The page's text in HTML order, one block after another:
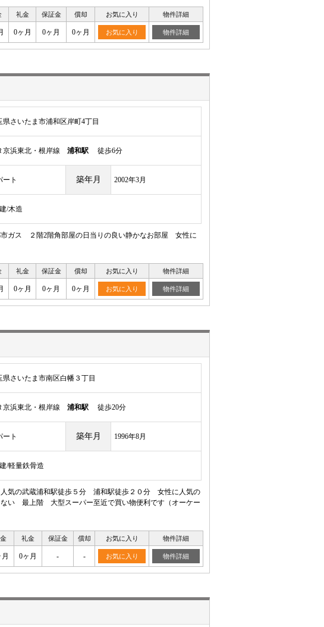
礼金 保証金 償却 お気に入り 物件詳細
0ヶ月 0ヶ月 0ヶ月 お気に入り 物件詳細
県さいたま市浦和区岸町4丁目
京浜東北・根岸線 浦和駅 徒歩6分
ート 築年月 2002年3月
/木造
ス ２階2階角部屋の日当りの良い静かなお部屋 女性に
礼金 保証金 償却 お気に入り 物件詳細
0ヶ月 0ヶ月 0ヶ月 お気に入り 物件詳細
県さいたま市南区白幡３丁目
京浜東北・根岸線 浦和駅 徒歩20分
ート 築年月 1996年8月
/軽量鉄骨造
気の武蔵浦和駅徒歩５分 浦和駅徒歩２０分 女性に人気の
い 最上階 大型スーパー至近で買い物便利です（オーケー
礼金 保証金 償却 お気に入り 物件詳細
0ヶ月 - - お気に入り 物件詳細